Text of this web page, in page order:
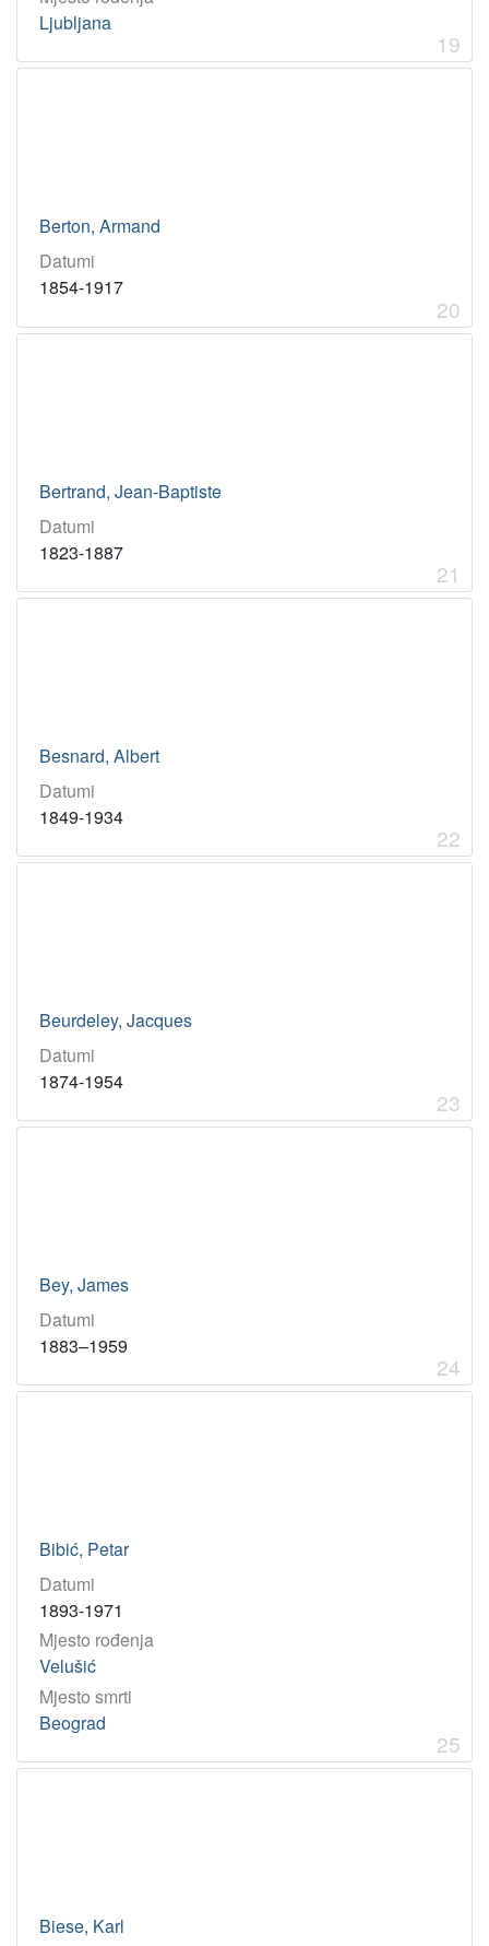
Ljubljana
19
Berton, Armand
Datumi
1854-1917
20
Bertrand, Jean-Baptiste
Datumi
1823-1887
21
Besnard, Albert
Datumi
1849-1934
22
Beurdeley, Jacques
Datumi
1874-1954
23
Bey, James
Datumi
1883–1959
24
Bibić, Petar
Datumi
1893-1971
Mjesto rođenja
Velušić
Mjesto smrti
Beograd
25
Biese, Karl